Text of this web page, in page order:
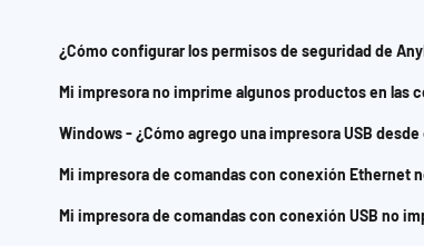
¿Cómo configurar los permisos de seguridad de
Mi impresora no imprime algunos productos en las
Windows - ¿Cómo agrego una impresora USB
Mi impresora de comandas con conexión Ethernet
Mi impresora de comandas con conexión USB no